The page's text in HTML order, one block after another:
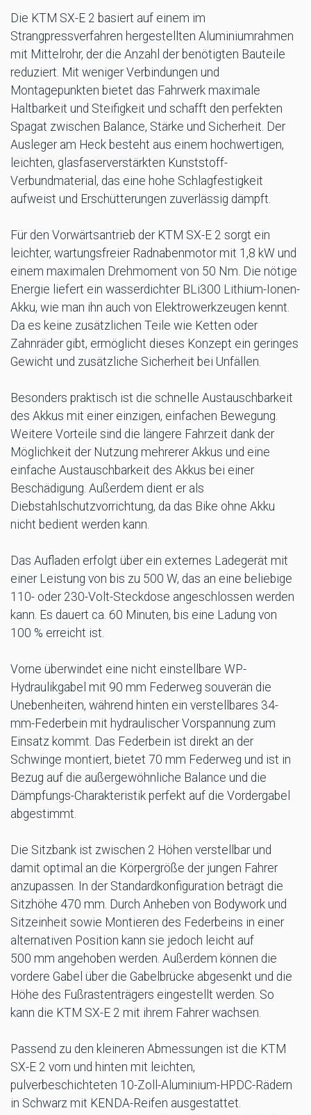
Die KTM SX-E 2 basiert auf einem im
Strangpressverfahren hergestellten Aluminiumrahmen
mit Mittelrohr, der die Anzahl der benötigten Bauteile
reduziert. Mit weniger Verbindungen und
Montagepunkten bietet das Fahrwerk maximale
Haltbarkeit und Steifigkeit und schafft den perfekten
Spagat zwischen Balance, Stärke und Sicherheit. Der
Ausleger am Heck besteht aus einem hochwertigen,
leichten, glasfaserverstärkten Kunststoff-
Verbundmaterial, das eine hohe Schlagfestigkeit
aufweist und Erschütterungen zuverlässig dämpft.
Für den Vorwärtsantrieb der KTM SX-E 2 sorgt ein
leichter, wartungsfreier Radnabenmotor mit 1,8 kW und
einem maximalen Drehmoment von 50 Nm. Die nötige
Energie liefert ein wasserdichter BLi300 Lithium-Ionen-
Akku, wie man ihn auch von Elektrowerkzeugen kennt.
Da es keine zusätzlichen Teile wie Ketten oder
Zahnräder gibt, ermöglicht dieses Konzept ein geringes
Gewicht und zusätzliche Sicherheit bei Unfällen.
Besonders praktisch ist die schnelle Austauschbarkeit
des Akkus mit einer einzigen, einfachen Bewegung.
Weitere Vorteile sind die längere Fahrzeit dank der
Möglichkeit der Nutzung mehrerer Akkus und eine
einfache Austauschbarkeit des Akkus bei einer
Beschädigung. Außerdem dient er als
Diebstahlschutzvorrichtung, da das Bike ohne Akku
nicht bedient werden kann.
Das Aufladen erfolgt über ein externes Ladegerät mit
einer Leistung von bis zu 500 W, das an eine beliebige
110- oder 230-Volt-Steckdose angeschlossen werden
kann. Es dauert ca. 60 Minuten, bis eine Ladung von
100 % erreicht ist.
Vorne überwindet eine nicht einstellbare WP-
Hydraulikgabel mit 90 mm Federweg souverän die
Unebenheiten, während hinten ein verstellbares 34-
mm-Federbein mit hydraulischer Vorspannung zum
Einsatz kommt. Das Federbein ist direkt an der
Schwinge montiert, bietet 70 mm Federweg und ist in
Bezug auf die außergewöhnliche Balance und die
Dämpfungs-Charakteristik perfekt auf die Vordergabel
abgestimmt.
Die Sitzbank ist zwischen 2 Höhen verstellbar und
damit optimal an die Körpergröße der jungen Fahrer
anzupassen. In der Standardkonfiguration beträgt die
Sitzhöhe 470 mm. Durch Anheben von Bodywork und
Sitzeinheit sowie Montieren des Federbeins in einer
alternativen Position kann sie jedoch leicht auf
500 mm angehoben werden. Außerdem können die
vordere Gabel über die Gabelbrücke abgesenkt und die
Höhe des Fußrastenträgers eingestellt werden. So
kann die KTM SX-E 2 mit ihrem Fahrer wachsen.
Passend zu den kleineren Abmessungen ist die KTM
SX-E 2 vorn und hinten mit leichten,
pulverbeschichteten 10-Zoll-Aluminium-HPDC-Rädern
in Schwarz mit KENDA-Reifen ausgestattet.